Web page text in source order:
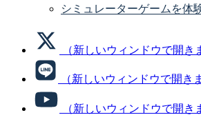
シミュレーターゲームを体
（新しいウィンドウで開き
（新しいウィンドウで開き
（新しいウィンドウで開き